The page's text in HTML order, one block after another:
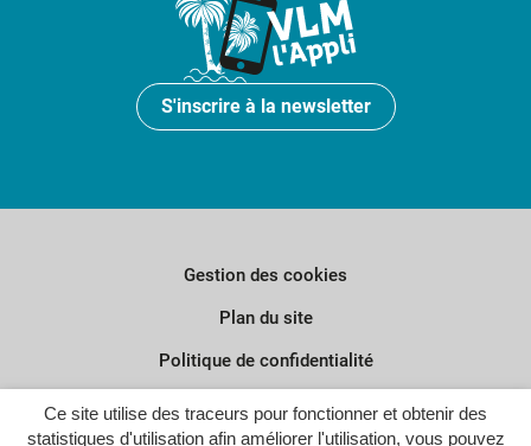
Ce site utilise des traceurs pour fonctionner et obtenir des
statistiques d'utilisation afin améliorer l'utilisation, vous pouvez
S'inscrire à la newsletter
Gestion des cookies
Plan du site
Politique de confidentialité